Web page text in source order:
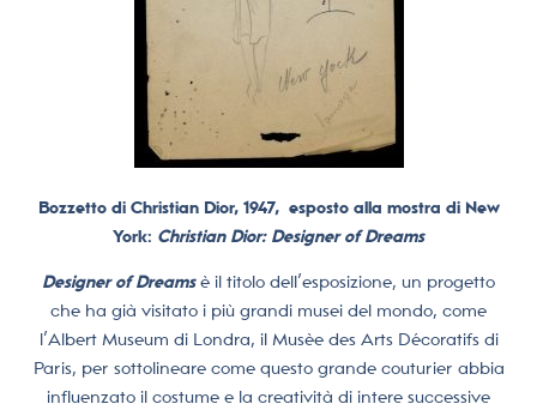
Bozzetto di Christian Dior, 1947, esposto alla mostra di New
York: Christian Dior: Designer of Dreams
Designer of Dreamsè il titolo dell’esposizione, un progetto
che ha già visitato i più grandi musei del mondo, come
l’Albert Museum di Londra, il Musèe des Arts Décoratifs di
Paris, per sottolineare come questo grande couturier abbia
influenzato il costume e la creatività di intere successive